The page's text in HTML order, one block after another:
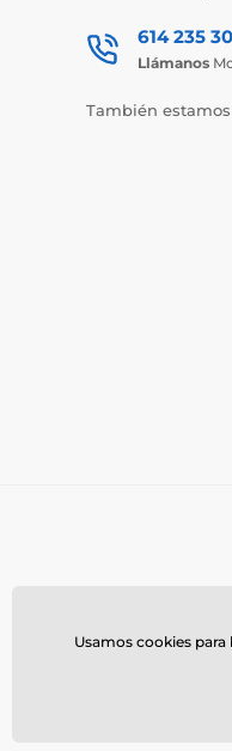
614 235
Llámanos
También
Usamos cookies